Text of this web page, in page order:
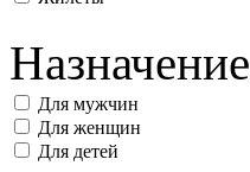
Назначение
Для мужчин
Для женщин
Для детей